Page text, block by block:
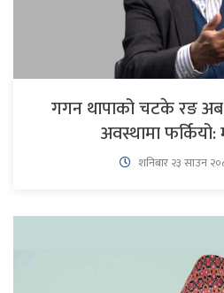
गगन थापाको चटके रङ
अवस्थामा
शनिबार २३ साउन